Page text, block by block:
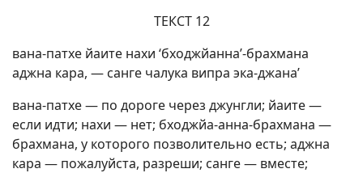
ТЕКСТ 12
вана-патхе йаите нахи ‘бходжйанна’-брахмана
аджна кара, — санге чалука випра эка-джана’
вана-патхе — по дороге через джунгли; йаите —
если идти; нахи — нет; бходжйа-анна-брахмана —
брахмана, у которого позволительно есть; аджна
кара — пожалуйста, разреши; санге — вместе;